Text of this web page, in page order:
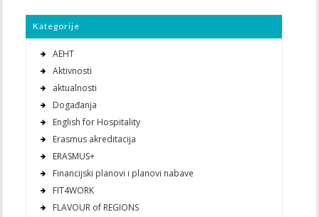
Kategorije
AEHT
Aktivnosti
aktualnosti
Događanja
English for Hospitality
Erasmus akreditacija
ERASMUS+
Financijski planovi i planovi nabave
FIT4WORK
FLAVOUR of REGIONS